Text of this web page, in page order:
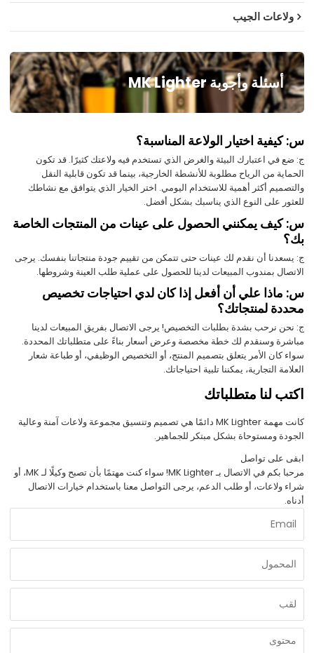
ولاعات الجيب
أسئلة وأجوبة MK Lighter
س: كيفية اختيار الولاعة المناسبة؟
ج: ضع في اعتبارك البيئة والغرض الذي تستخدم فيه ولاعتك كثيرًا. قد تكون
الحماية من الرياح مطلوبة للأنشطة الخارجية، بينما قد تكون قابلية النقل
والتصميم أكثر أهمية للاستخدام اليومي. اختر الخيار الذي يتوافق مع نشاطك
للعثور على النوع الذي يناسبك بشكل أفضل.
س: كيف يمكنني الحصول على عينات من المنتجات الخاصة
بك؟
ج: يسعدنا أن نقدم لك عينات حتى تتمكن من تقييم جودة منتجاتنا بنفسك. يرجى
الاتصال بمندوب المبيعات لدينا للحصول على عملية طلب العينة وشروطها.
س: ماذا علي أن أفعل إذا كان لدي احتياجات تخصيص
محددة لمنتجاتك؟
ج: نحن نرحب بشدة بطلبات التخصيص! يرجى الاتصال بفريق المبيعات لدينا
مباشرة وسنقدم لك خطة مخصصة وعرض أسعار بناءً على متطلباتك المحددة.
سواء كان الأمر يتعلق بتصميم المنتج، أو التخصيص الوظيفي، أو طباعة شعار
العلامة التجارية، يمكننا تلبية احتياجاتك.
اكتب لنا متطلباتك
كانت مهمة MK Lighter دائمًا هي تصميم وتنسيق مجموعة ولاعات آمنة وعالية
الجودة ومستوحاة بشكل مبتكر للجماهير.
ابقى على تواصل
مرحبا بكم في الاتصال بـ MK Lighter! سواء كنت مهتمًا بأن تصبح وكيلًا لـ MK، أو
شراء ولاعات، أو طلب الدعم، يرجى التواصل معنا باستخدام خيارات الاتصال
أدناه.